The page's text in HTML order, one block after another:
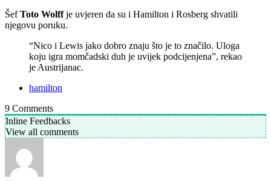
ŠefToto Wolffje uvjeren da su i Hamilton i Rosberg shvatili
njegovu poruku.
“Nico i Lewis jako dobro znaju što je to značilo. Uloga
koju igra momčadski duh je uvijek podcijenjena”, rekao
je Austrijanac.
hamilton
9 Comments
Inline Feedbacks
View all comments